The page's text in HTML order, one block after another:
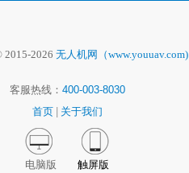
2026 无人机网（www.youuav.com)
客服热线： 400-003-8030
首页
关于我们
电脑版 触屏版